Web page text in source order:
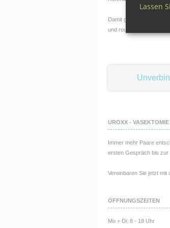
Damit gilt das Fazit: die
und routiniert
UROXX -
Immer mehr Paare
ersten Gespräch bis zur
Vereinbaren Sie jetzt mit
ÖFFNUNGSZEITEN
Mo + Di: 8 - 18 Uhr
Lassen